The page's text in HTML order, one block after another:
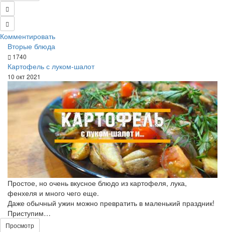
Комментировать
Вторые блюда
1740
Картофель с луком-шалот
10 окт 2021
Простое, но очень вкусное блюдо из картофеля, лука,
фенхеля и много чего еще.
Даже обычный ужин можно превратить в маленький праздник!
Приступим…
Просмотр